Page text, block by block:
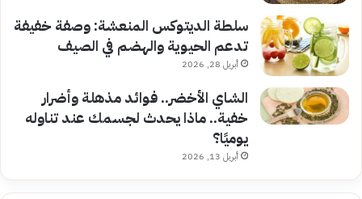
سلطة الديتوكس المنعشة: وصفة خفيفة
تدعم الحيوية والهضم في الصيف
أبريل 28, 2026
الشاي الأخضر.. فوائد مذهلة وأضرار
خفية.. ماذا يحدث لجسمك عند تناوله
يوميًا؟
أبريل 13, 2026